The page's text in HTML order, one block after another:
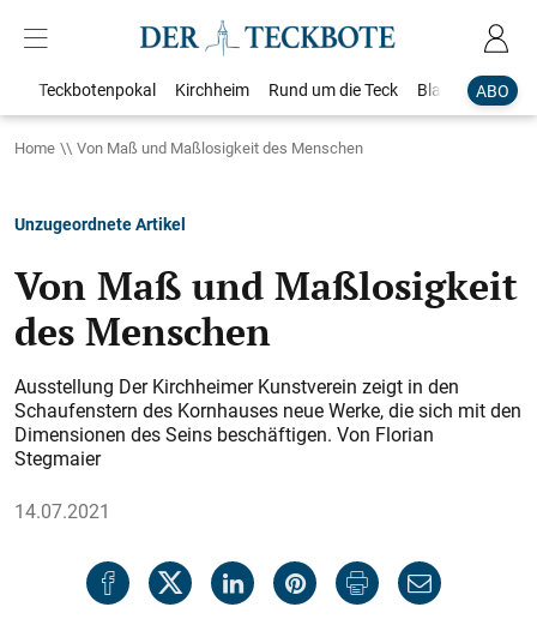
ABO
Teckbotenpokal Kirchheim Rund um die Teck Blaulicht
Home Von Maß und Maßlosigkeit des Menschen
Unzugeordnete Artikel
Von Maß und Maßlosigkeit
des Menschen
Ausstellung Der Kirchheimer Kunstverein zeigt in den
Schaufenstern des Kornhauses neue Werke, die sich mit den
Dimensionen des Seins beschäftigen. Von Florian
Stegmaier
14.07.2021